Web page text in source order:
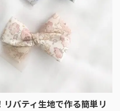
バティ生地で作る簡単リ